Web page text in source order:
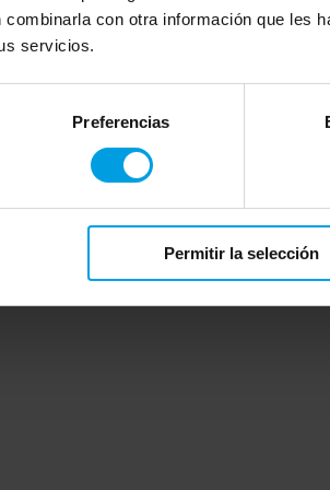
con otra información que les
servicios.
Preferencias
Permitir la selección
de referencia las tareas de
.
forma de I